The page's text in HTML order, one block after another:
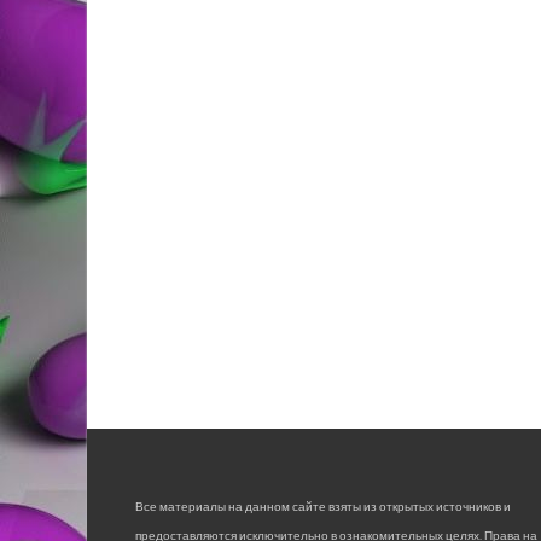
Все материалы на данном сайте взяты из открытых источников и
предоставляются исключительно в ознакомительных целях. Права на